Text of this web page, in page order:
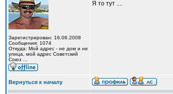
Зарегистрирован: 16.06.2008
Сообщения: 1074
Откуда: Мой адрес - не дом и не
улица, мой адрес Советский
Союз ...
Я то тут ....
Вернуться к началу